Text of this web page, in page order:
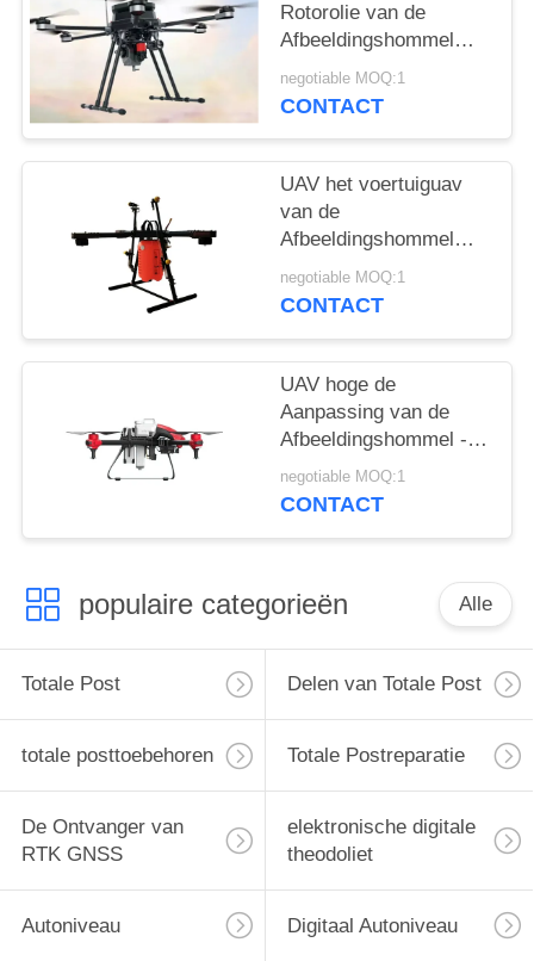
Rotorolie van de
Afbeeldingshommel
Vouwbare Zes UAV van
de de Elektriciteits
negotiable MOQ:1
CONTACT
UAV het voertuiguav
van de
Afbeeldingshommel
Onbemande
luchtafbeelding het
negotiable MOQ:1
CONTACT
UAV hoge de
Aanpassing van de
Afbeeldingshommel -
uav van de kwaliteits
goedkope prijs
negotiable MOQ:1
CONTACT
populaire categorieën Alle
Totale Post Delen van Totale Post
totale posttoebehoren Totale Postreparatie
De Ontvanger van
RTK GNSS
elektronische digitale
theodoliet
Autoniveau Digitaal Autoniveau